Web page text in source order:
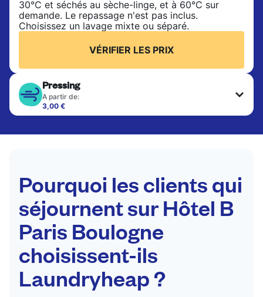
30°C et séchés au sèche-linge, et à 60°C sur
demande. Le repassage n'est pas inclus.
Choisissez un lavage mixte ou séparé.
VÉRIFIER LES PRIX
Pressing
A partir de:
3,00 €
Les articles délicats sont nettoyés à sec et finis
costumes, les robes, les manteaux et les tissus
VÉRIFIER LES PRIX
Pourquoi les clients qui
séjournent sur Hôtel B
Paris Boulogne
choisissent-ils
Laundryheap ?